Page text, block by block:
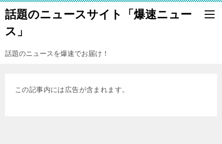
話題のニュースサイト「爆速ニュー
ス」
話題のニュースを爆速でお届け！
この記事内には広告が含まれます。